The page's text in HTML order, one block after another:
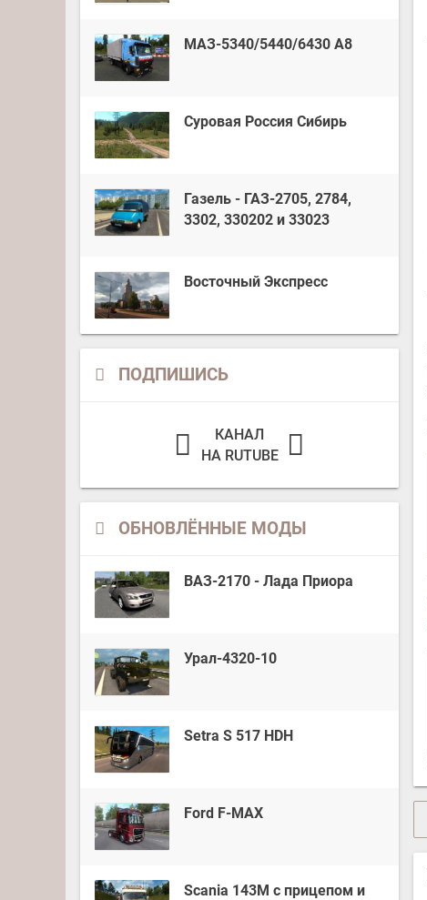
МАЗ-5340/5440/6430 А8
Суровая Россия Сибирь
Газель - ГАЗ-2705, 2784,
3302, 330202 и 33023
Восточный Экспресс
ПОДПИШИСЬ
КАНАЛ
НА RUTUBE
ОБНОВЛЁННЫЕ МОДЫ
ВАЗ-2170 - Лада Приора
Урал-4320-10
Setra S 517 HDH
Ford F-MAX
Scania 143M с прицепом и